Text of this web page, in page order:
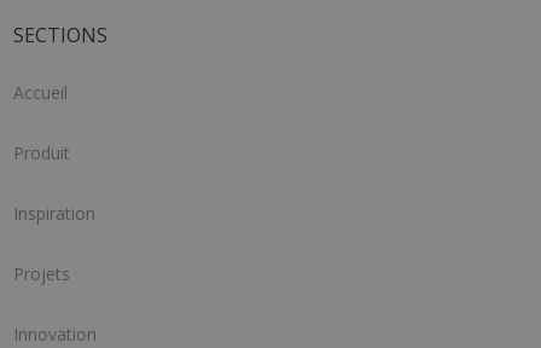
SECTIONS
Accueil
Produit
Inspiration
Projets
Innovation